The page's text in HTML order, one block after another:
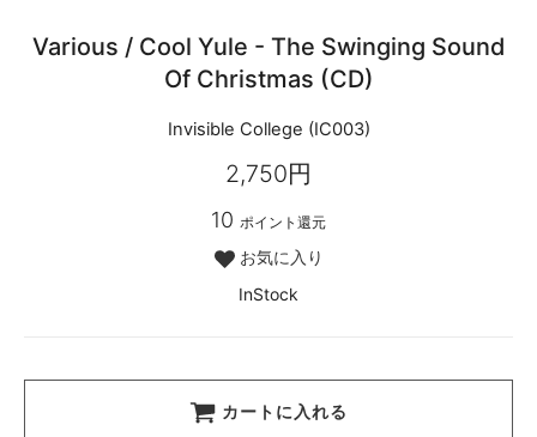
Various / Cool Yule - The Swinging Sound
Of Christmas (CD)
Invisible College (IC003)
2,750円
10 ポイント還元
お気に入り
InStock
カートに入れる